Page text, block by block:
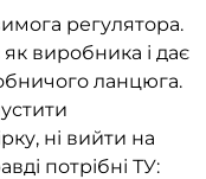
регулятора.
виробника і дає
ланцюга.
ні вийти на
потрібні ТУ: